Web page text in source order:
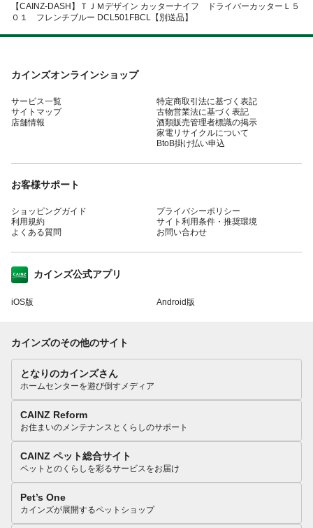
【CAINZ-DASH】ＴＪＭデザイン カッターナイフ ドライバーカッターＬ５
０１ フレンチブルー DCL501FBCL【別送品】
カインズオンラインショップ
サービス一覧
サイトマップ
店舗情報
特定商取引法に基づく表記
古物営業法に基づく表記
酒類販売管理者標識の掲示
家電リサイクルについて
BtoB掛け払い申込
お客様サポート
ショッピングガイド
利用規約
よくある質問
プライバシーポリシー
サイト利用条件・推奨環境
お問い合わせ
カインズ公式アプリ
iOS版 Android版
カインズのその他のサイト
となりのカインズさん
ホームセンターを遊び倒すメディア
CAINZ Reform
お住まいのメンテナンスとくらしのサポート
CAINZ ペット総合サイト
ペットとのくらしを彩るサービスをお届け
Pet’s One
カインズが展開するペットショップ